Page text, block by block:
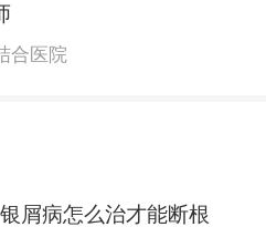
合医院
银屑病怎么治才能断根